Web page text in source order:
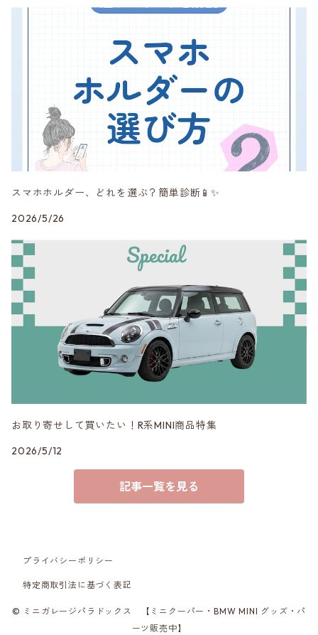
Peak Design
RAYS
Studie AG
3DDesign
スマホホルダー、どれを選ぶ？簡単診断📱✨
2026/5/26
お取り寄せして買いたい！R系MINI商品特集
2026/5/12
記事一覧を見る
プライバシーポリシー
特定商取引法に基づく表記
© ミニガレージパラドックス 【ミニクーパー・BMW MINI グッズ・パ
ーツ販売中】